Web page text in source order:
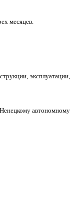
месяцев.
эксплуатации,
автономному